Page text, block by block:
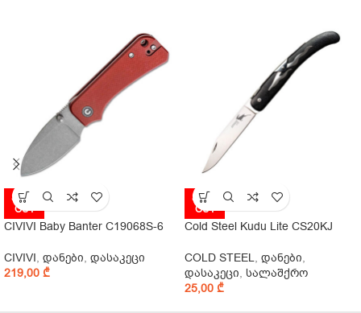
SOLD
OUT
CIVIVI Baby Banter C19068S-6
CIVIVI, დანები, დასაკეცი
219,00 ₾
SOLD
OUT
Cold Steel Kudu Lite CS20KJ
COLD STEEL, დანები,
დასაკეცი, სალაშქრო
25,00 ₾